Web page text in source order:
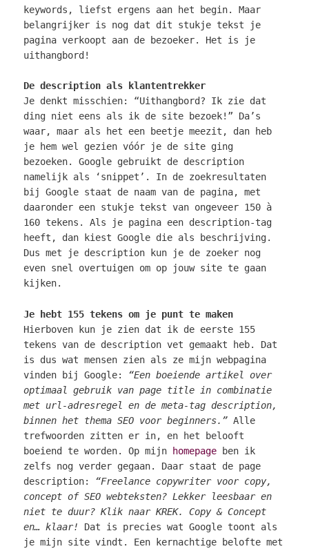
keywords, liefst ergens aan het begin. Maar
belangrijker is nog dat dit stukje tekst je
pagina verkoopt aan de bezoeker. Het is je
uithangbord!
De description als klantentrekker
Je denkt misschien: “Uithangbord? Ik zie dat
ding niet eens als ik de site bezoek!” Da’s
waar, maar als het een beetje meezit, dan heb
je hem wel gezien vóór je de site ging
bezoeken. Google gebruikt de description
namelijk als ‘snippet’. In de zoekresultaten
bij Google staat de naam van de pagina, met
daaronder een stukje tekst van ongeveer 150 à
160 tekens. Als je pagina een description-tag
heeft, dan kiest Google die als beschrijving.
Dus met je description kun je de zoeker nog
even snel overtuigen om op jouw site te gaan
kijken.
Je hebt 155 tekens om je punt te maken
Hierboven kun je zien dat ik de eerste 155
tekens van de description vet gemaakt heb. Dat
is dus wat mensen zien als ze mijn webpagina
vinden bij Google: “Een boeiende artikel over
optimaal gebruik van page title in combinatie
met url-adresregel en de meta-tag description,
binnen het thema SEO voor beginners.” Alle
trefwoorden zitten er in, en het belooft
boeiend te worden. Op mijn
homepage ben ik
zelfs nog verder gegaan. Daar staat de page
description: “Freelance copywriter voor copy,
concept of SEO webteksten? Lekker leesbaar en
niet te duur? Klik naar KREK. Copy & Concept
en… klaar!
Dat is precies wat Google toont als
je mijn site vindt. Een kernachtige belofte met